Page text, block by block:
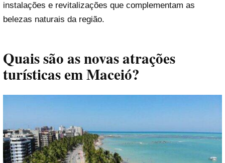
instalações e revitalizações que complementam as
belezas naturais da região.
Quais são as novas atrações
turísticas em Maceió?